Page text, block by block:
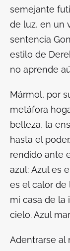
semejante
de luz, en un
sentencia
estilo de
no aprende
Mármol, por
metáfora
belleza, la
hasta el
rendido ante
azul: Azul es
es el calor de
mi casa de la
cielo. Azul
Adentrarse al